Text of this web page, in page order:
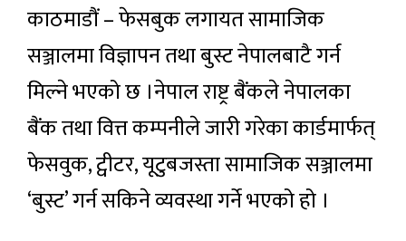
काठमाडौं – फेसबुक लगायत सामाजिक
सञ्जालमा विज्ञापन तथा बुस्ट नेपालबाटै गर्न
मिल्ने भएको छ ।नेपाल राष्ट्र बैंकले नेपालका
बैंक तथा वित्त कम्पनीले जारी गरेका कार्डमार्फत्
फेसवुक, ट्वीटर, यूटुबजस्ता सामाजिक सञ्जालमा
‘बुस्ट’ गर्न सकिने व्यवस्था गर्ने भएको हो ।